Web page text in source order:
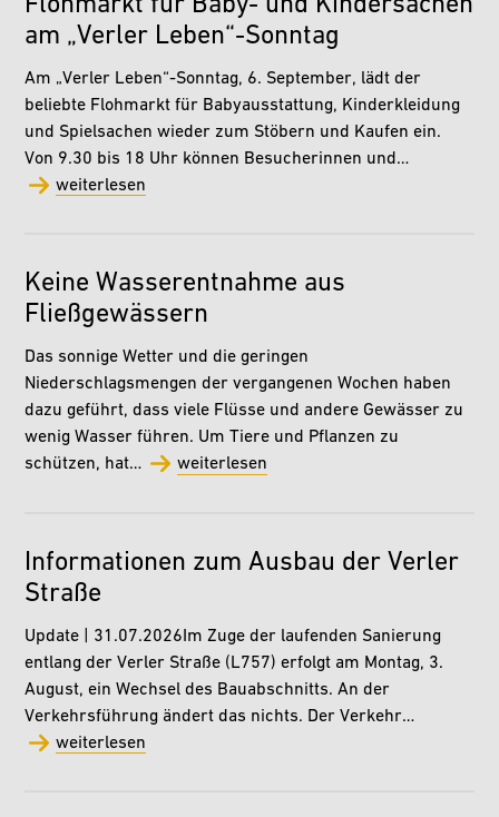
Flohmarkt für Baby- und Kindersachen
am „Verler Leben“-Sonntag
Am „Verler Leben“-Sonntag, 6. September, lädt der
beliebte Flohmarkt für Babyausstattung, Kinderkleidung
und Spielsachen wieder zum Stöbern und Kaufen ein.
Von 9.30 bis 18 Uhr können Besucherinnen und…
weiterlesen
Keine Wasserentnahme aus
Fließgewässern
Das sonnige Wetter und die geringen
Niederschlagsmengen der vergangenen Wochen haben
dazu geführt, dass viele Flüsse und andere Gewässer zu
wenig Wasser führen. Um Tiere und Pflanzen zu
schützen, hat…
weiterlesen
Informationen zum Ausbau der Verler
Straße
Update | 31.07.2026Im Zuge der laufenden Sanierung
entlang der Verler Straße (L757) erfolgt am Montag, 3.
August, ein Wechsel des Bauabschnitts. An der
Verkehrsführung ändert das nichts. Der Verkehr…
weiterlesen